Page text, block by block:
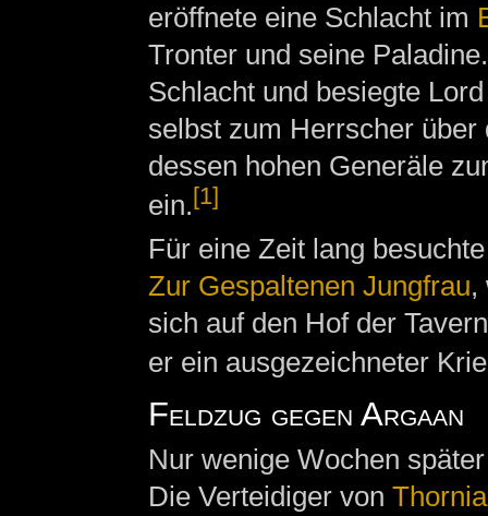
eröffnete eine Schlacht im
Tronter und seine
Schlacht und besiegte
selbst zum Herrscher
dessen hohen Generäle
ein. [1]
Für eine Zeit lang
Zur Gespaltenen Jungfrau,
sich auf den Hof der
er ein ausgezeichneter
Feldzug gegen Argaan
Nur wenige Wochen
Die Verteidiger von